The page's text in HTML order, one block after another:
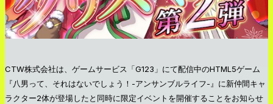
CTW株式会社は、ゲームサービス「G123」にて配信中のHTML5ゲーム
『八男って、それはないでしょう！-アンサンブルライフ-』に新仲間キャ
ラクター2体が登場したと同時に限定イベントを開催することをお知らせ